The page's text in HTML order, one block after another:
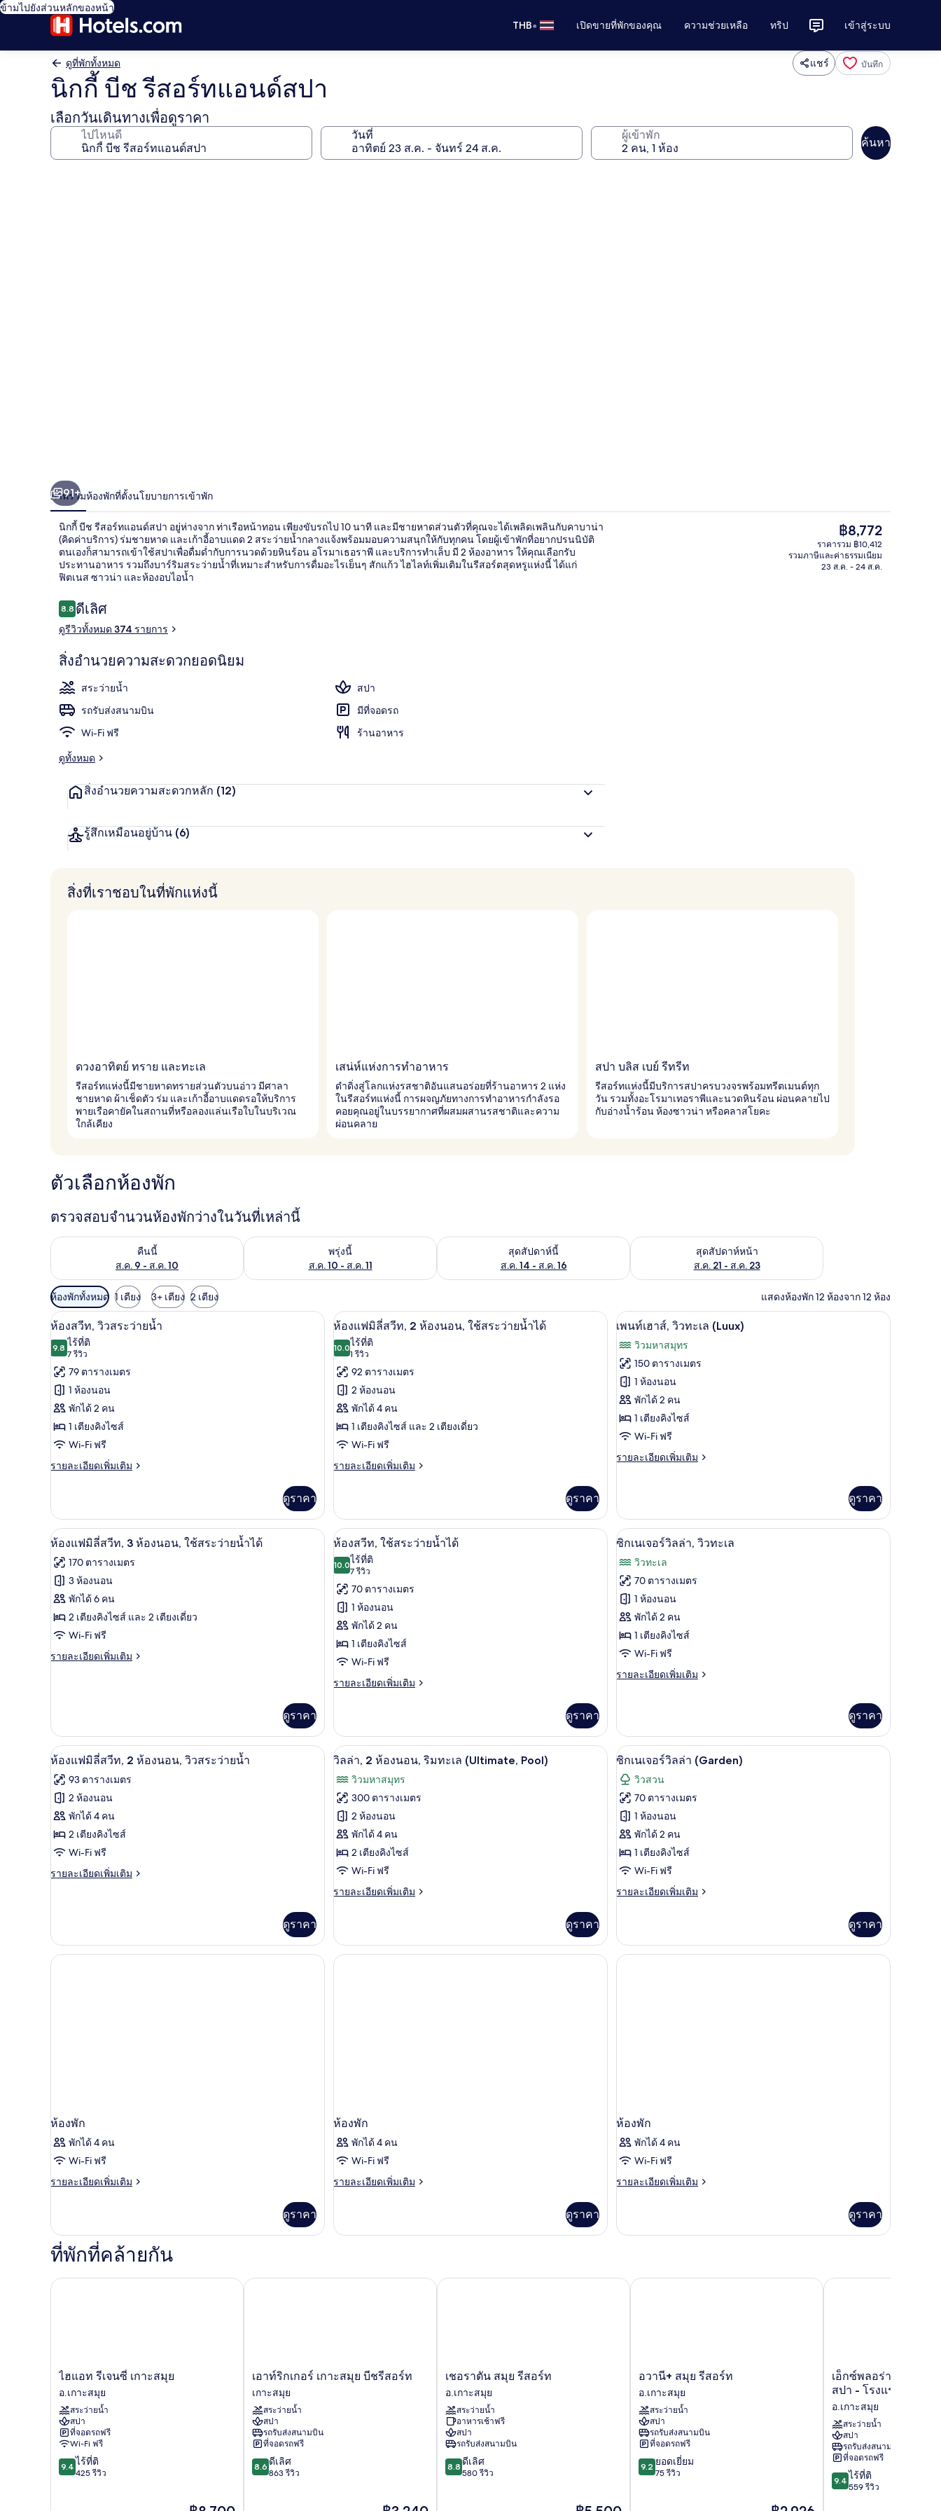
ข้ามไปยังส่วนหลักของหน้า
THB• เปิดขายที่พักของคุณ ความช่วยเหลือ ทริป เข้าสู่ระบบ
ดูที่พักทั้งหมด แชร์ บันทึก
นิกกี้ บีช รีสอร์ทแอนด์สปา
เลือกวันเดินทางเพื่อดูราคา
ไปไหนดี วันที่ ผู้เข้าพัก
ค้นหา
2 สระว่ายน้ำกลางแจ้ง, ร่มริมสระว่ายน้ำ, เก้าอี้อาบแดดริมสระ2 สระว่ายน้ำกลางแจ้ง, ร่มริมสระว่าย
91+
ภาพรวมห้องพักที่ตั้งนโยบายการเข้าพัก
นิกกี้ บีช รีสอร์ทแอนด์สปา อยู่ห่างจาก ท่าเรือหน้าทอน เพียงขับรถไป 10 นาที และมีชายหาดส่วนตัวที่คุณจะได้เพลิดเพลินกับคาบาน่า
(คิดค่าบริการ) ร่มชายหาด และเก้าอี้อาบแดด 2 สระว่ายน้ำกลางแจ้งพร้อมมอบความสนุกให้กับทุกคน โดยผู้เข้าพักที่อยากปรนนิบัติ
ตนเองก็สามารถเข้าใช้สปาเพื่อดื่มด่ำกับการนวดด้วยหินร้อน อโรมาเธอราพี และบริการทำเล็บ มี 2 ห้องอาหาร ให้คุณเลือกรับ
ประทานอาหาร รวมถึงบาร์ริมสระว่ายน้ำที่เหมาะสำหรับการดื่มอะไรเย็นๆ สักแก้ว ไฮไลท์เพิ่มเติมในรีสอร์ตสุดหรูแห่งนี้ ได้แก่
ฟิตเนส ซาวน่า และห้องอบไอน้ำ
รีวิว
8.88.8 จาก 10
ดีเลิศ
ดูรีวิวทั้งหมด 374 รายการ
สิ่งอำนวยความสะดวกยอดนิยม
สระว่ายน้ำ
สปา
รถรับส่งสนามบิน
มีที่จอดรถ
Wi-Fi ฟรี
ร้านอาหาร
ดูทั้งหมด
สิ่งอำนวยความสะดวกหลัก (12)
รู้สึกเหมือนอยู่บ้าน (6)
ราคา
ปัจจุบัน
฿8,772
฿8,772
ราคารวม ฿10,412
รวมภาษีและค่าธรรมเนียม
23 ส.ค. - 24 ส.ค.
สิ่งที่เราชอบในที่พักแห่งนี้
ดวงอาทิตย์ ทราย และทะเล
รีสอร์ทแห่งนี้มีชายหาดทรายส่วนตัวบนอ่าว มีศาลา
ชายหาด ผ้าเช็ดตัว ร่ม และเก้าอี้อาบแดดรอให้บริการ
พายเรือคายัคในสถานที่หรือลองแล่นเรือใบในบริเวณ
ใกล้เคียง
เสน่ห์แห่งการทำอาหาร
ดำดิ่งสู่โลกแห่งรสชาติอันแสนอร่อยที่ร้านอาหาร 2 แห่ง
ในรีสอร์ทแห่งนี้ การผจญภัยทางการทำอาหารกำลังรอ
คอยคุณอยู่ในบรรยากาศที่ผสมผสานรสชาติและความ
ผ่อนคลาย
สปา บลิส เบย์ รีทรีท
รีสอร์ทแห่งนี้มีบริการสปาครบวงจรพร้อมทรีตเมนต์ทุก
วัน รวมทั้งอะโรมาเทอราพีและนวดหินร้อน ผ่อนคลายไป
กับอ่างน้ำร้อน ห้องซาวน่า หรือคลาสโยคะ
ตัวเลือกห้องพัก
ตรวจสอบจำนวนห้องพักว่างในวันที่เหล่านี้
คืนนี้
ส.ค. 9 - ส.ค. 10
ตรวจสอบจำนวนห้องพักว่างในคืนนี้ ส.ค. 9 - ส.ค. 10
พรุ่งนี้
ส.ค. 10 - ส.ค. 11
ตรวจสอบจำนวนห้องพักว่างในพรุ่งนี้ ส.ค. 10 - ส.ค. 11
สุดสัปดาห์นี้
ส.ค. 14 - ส.ค. 16
ตรวจสอบจำนวนห้องพักว่างในสุดสัปดาห์นี้ ส.ค. 14 - ส.ค. 16สุดสัปดาห์หน้า
ส.ค. 21 - ส.ค. 23
ตรวจสอบจำนวนห้องพักว่างในสุดสัปดาห์หน้า ส.ค. 21 - ส.ค. 23
ตัว
กรอง
ที่
มี
ให้
สำหรับ
ห้อง
พัก
ห้องพักทั้งหมด 1 เตียง 3+ เตียง 2 เตียง แสดงห้องพัก 12 ห้องจาก 12 ห้อง
เปิด
ภาพถ่าย
ทั้งหมด
ของ
ห้อง
สวีท,
วิว
สระ
6
ห้องสวีท, วิวสระว่ายน้ำ
9.89.8 จาก 10
ไร้ที่ติ
7 รีวิว
(7
รีวิว)
79 ตารางเมตร
1 ห้องนอน
พักได้ 2 คน
1 เตียงคิงไซส์
Wi-Fi ฟรี
รายละเอียดเพิ่มเติม
ราย
เกี่ยว
กับ
ห้อง
ท,
วิว
สระ
ว่าย
น้ำ
ดูราคา
เปิด
ภาพถ่าย
ทั้งหมด
ของ
ห้อง
แฟ
มิ
ลี่
ห้อง
นอน,
ใช้
สระ
ว่าย
น้ำ
ได้
มินิบาร์, ตู้นิรภัยในห้องพัก, โต๊ะทำงาน, พื้นที่ทำงานแบบใช้แล็ปท็อป
7
ห้องแฟมิลี่สวีท, 2 ห้องนอน, ใช้สระว่ายน้ำได้
10.010.0 จาก 10
ไร้ที่ติ
1 รีวิว
(1
รีวิว)
92 ตารางเมตร
2 ห้องนอน
พักได้ 4 คน
1 เตียงคิงไซส์ และ 2 เตียงเดี่ยว
Wi-Fi ฟรี
รายละเอียดเพิ่มเติม
ราย
เกี่ยว
กับ
ห้อง
มิ
สวี
ท,
2
ห้อง
นอน,
สระ
ว่าย
น้ำ
ดูราคา
เปิด
ภาพถ่าย
ทั้งหมด
ของ
เพ
นท์
เฮา
ส์,
(Luux)
เพนท์เฮาส์, วิวทะเล (Luux) | มินิบาร์, ตู้นิรภั
8
เพนท์เฮาส์, วิวทะเล (Luux)
วิวมหาสมุทร
150 ตารางเมตร
1 ห้องนอน
พักได้ 2 คน
1 เตียงคิงไซส์
Wi-Fi ฟรี
รายละเอียดเพิ่มเติม
ราย
กับ
เพ
นท์
เฮา
ส์,
วิว
ทะเล
(Luux)
ดูราคา
เปิด
ภาพถ่าย
ทั้งหมด
ของ
ห้อง
แฟ
มิ
ห้อง
นอน,
ใช้
สระ
ว่าย
น้ำ
ได้
มินิบาร์, ตู้นิรภัยในห้องพัก, โต๊ะทำงาน, พื้นที่ทำงานแบบใช้แล็ปท็อป
7
ห้องแฟมิลี่สวีท, 3 ห้องนอน, ใช้สระว่ายน้ำได้
170 ตารางเมตร
3 ห้องนอน
พักได้ 6 คน
2 เตียงคิงไซส์ และ 2 เตียงเดี่ยว
Wi-Fi ฟรี
รายละเอียดเพิ่มเติม
ราย
ห้อง
แฟ
มิ
สวี
ท,
3
ห้อง
นอน,
สระ
ว่าย
น้ำ
ดูราคา
เปิด
ภาพถ่าย
ทั้งหมด
ของ
ห้อง
สวีท,
ใช้
สระ
ได้
4
ห้องสวีท, ใช้สระว่ายน้ำได้
10.010.0 จาก 10
ไร้ที่ติ
7 รีวิว
(7
รีวิว)
70 ตารางเมตร
1 ห้องนอน
พักได้ 2 คน
1 เตียงคิงไซส์
Wi-Fi ฟรี
รายละเอียดเพิ่มเติม
ราย
เกี่ยว
กับ
ห้อง
ท,
ใช้
สระ
ว่าย
น้ำ
ได้
ดูราคา
เปิด
ภาพถ่าย
ทั้งหมด
ของ
ซิก
เนเจอร์
วิลล่า,
วิว
มินิบาร์, ตู้นิรภัยในห้องพัก, โต๊ะทำงาน, พื้นที่ท
6
ซิกเนเจอร์วิลล่า, วิวทะเล
วิวทะเล
70 ตารางเมตร
1 ห้องนอน
พักได้ 2 คน
1 เตียงคิงไซส์
Wi-Fi ฟรี
รายละเอียดเพิ่มเติม
ราย
กับ
ซิก
เนเจอร์
วิลล่า,
วิว
ทะเล
ดูราคา
เปิด
ภาพถ่าย
ทั้งหมด
ของ
ห้อง
แฟ
มิ
2
ห้อง
มินิบาร์, ตู้นิรภัยในห้องพัก, โต๊ะทำงาน, พื้นที่ทำงานแบบใช้แล็ปท็อป
5
ห้องแฟมิลี่สวีท, 2 ห้องนอน, วิวสระว่ายน้ำ
93 ตารางเมตร
2 ห้องนอน
พักได้ 4 คน
2 เตียงคิงไซส์
Wi-Fi ฟรี
รายละเอียดเพิ่มเติม
ราย
กับ
ห้อง
แฟ
ดูราคา
เปิด
ภาพถ่าย
ทั้งหมด
ของ
วิลล่า,
2
ห้อง
นอน,
ทะเล
(Ultimate,
Pool)
วิลล่า, 2 ห้องนอน, ริมทะเล (Ultimate, Pool) | ลานระเบียง/นอกชาน
7
วิลล่า, 2 ห้องนอน, ริมทะเล (Ultimate, Pool)
วิวมหาสมุทร
300 ตารางเมตร
2 ห้องนอน
พักได้ 4 คน
2 เตียงคิงไซส์
Wi-Fi ฟรี
รายละเอียดเพิ่มเติม
ราย
เกี่ยว
กับ
วิลล่า,
ดูราคา
เปิด
ภาพถ่าย
ทั้งหมด
ของ
ซิก
เนเจอร์
วิลล่า
(Garden)
6
ซิกเนเจอร์วิลล่า (Garden)
วิวสวน
70 ตารางเมตร
1 ห้องนอน
พักได้ 2 คน
1 เตียงคิงไซส์
Wi-Fi ฟรี
รายละเอียดเพิ่มเติม
ราย
เกี่ยว
กับ
ซิก
ดูราคา
ห้องพัก
พักได้ 4 คน
Wi-Fi ฟรี
รายละเอียดเพิ่มเติม
ราย
เกี่ยว
กับ
ห้อง
ดูราคา
ห้องพัก
พักได้ 4 คน
Wi-Fi ฟรี
รายละเอียดเพิ่มเติม
ราย
เกี่ยว
ดูราคา
ห้องพัก
พักได้ 4 คน
Wi-Fi ฟรี
รายละเอียดเพิ่มเติม
ราย
เกี่ยว
ดูราคา
ที่พักที่คล้ายกัน
ไฮ
รี
เจน
ซี่
เกาะสมุย
อ.เกาะสมุย
ไฮแอท รีเจนซี่ เกาะสมุย
อ.เกาะสมุย
สระว่ายน้ำ
สปา
ที่จอดรถฟรี
Wi-Fi ฟรี
9.4
จาก
9.4 ไร้ที่ติ
425 รีวิว
ไฮแอท รีเจนซี่ เกาะสมุย
เอา
ริก
เกอร์
เกาะสมุย
บี
ชรี
สอร์ท
เกาะสมุย
เอาท์ริกเกอร์ เกาะสมุย บีชรีสอร์ท
เกาะสมุย
สระว่ายน้ำ
สปา
รถรับส่งสนามบิน
ที่จอดรถฟรี
8.6
จาก
8.6 ดีเลิศ
863 รีวิว
เอาท์ริกเกอร์ เกาะสมุย บีชรีสอร์ท
เชอราตัน
รีสอร์ท
อ.เกาะสมุย
เชอราตัน สมุย รีสอร์ท
อ.เกาะสมุย
สระว่ายน้ำ
อาหารเช้าฟรี
สปา
รถรับส่งสนามบิน
8.8
จาก
8.8 ดีเลิศ
580 รีวิว
เชอราตัน สมุย รีสอร์ท
อ
สมุย
รีสอร์ท
อ.เกาะสมุย
อวานี+ สมุย รีสอร์ท
อ.เกาะสมุย
สระว่ายน้ำ
สปา
รถรับส่งสนามบิน
ที่จอดรถฟรี
9.2
จาก
9.2 ยอดเยี่ยม
75 รีวิว
อวานี+ สมุย รีสอร์ท
เอ็กซ์
พลอ
เกาะสมุย
รีสอร์ท
แอนด์
สปา
-
โรงแรม
สำหรับ
เอ็กซ์พลอร่า เกาะสมุ
สปา - โรงแรมสำหรับ
อ.เกาะสมุย
สระว่ายน้ำ
สปา
รถรับส่งสนามบิน
ที่จอดรถฟรี
9.4
จาก
9.4 ไร้ที่ติ
559 รีวิว
เอ็กซ์พลอร่า เกาะสมุย